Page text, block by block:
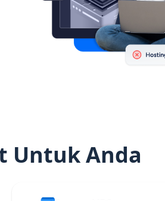
Untuk Anda